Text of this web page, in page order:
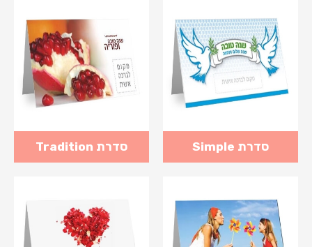
סדרת Simple סדרת Tradition